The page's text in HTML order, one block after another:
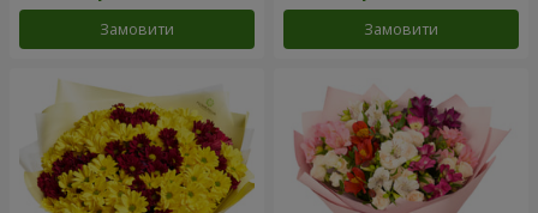
Замовити Замовити